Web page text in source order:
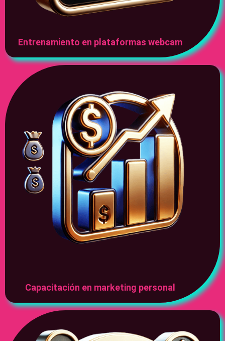
Entrenamiento en plataformas webcam
Capacitación en marketing personal